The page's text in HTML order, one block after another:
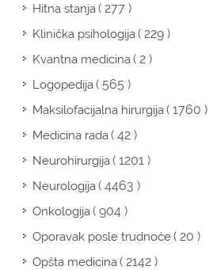
Hitna stanja( 277 )
Klinička psihologija( 229 )
Kvantna medicina( 2 )
Logopedija( 565 )
Maksilofacijalna hirurgija( 1760 )
Medicina rada( 42 )
Neurohirurgija( 1201 )
Neurologija( 4463 )
Onkologija( 904 )
Oporavak posle trudnoće( 20 )
Opšta medicina( 2142 )